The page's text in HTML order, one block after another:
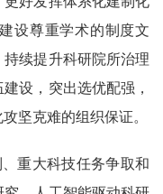
设尊重学术的制度文
续提升科研院所治理
设，突出选优配强，
坚克难的组织保证。
重大科技任务争取和